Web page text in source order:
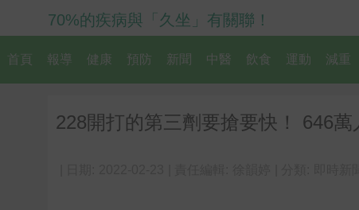
70%的疾病與「久坐」有關聯！
首頁 報導 健康 預防 新聞 中醫 飲食 運動 減重
228開打的第三劑要搶要快！ 646萬